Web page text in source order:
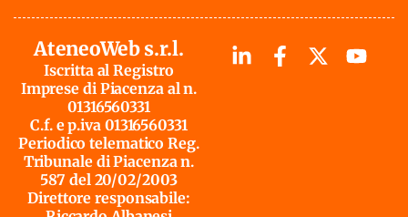
AteneoWeb s.r.l.
Iscritta al Registro
Imprese di Piacenza al n.
01316560331
C.f. e p.iva 01316560331
Periodico telematico Reg.
Tribunale di Piacenza n.
587 del 20/02/2003
Direttore responsabile: